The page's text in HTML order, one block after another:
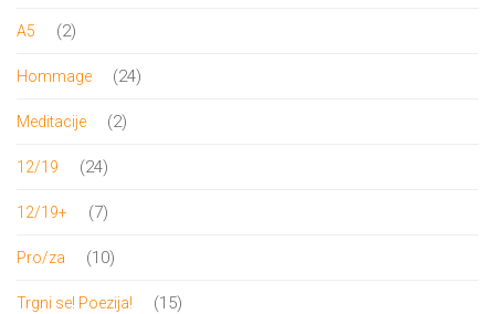
A5 22
Hommage 2424
Meditacije 22
12/19 2424
12/19+ 77
Pro/za 1010
Trgni se! Poezija! 1515